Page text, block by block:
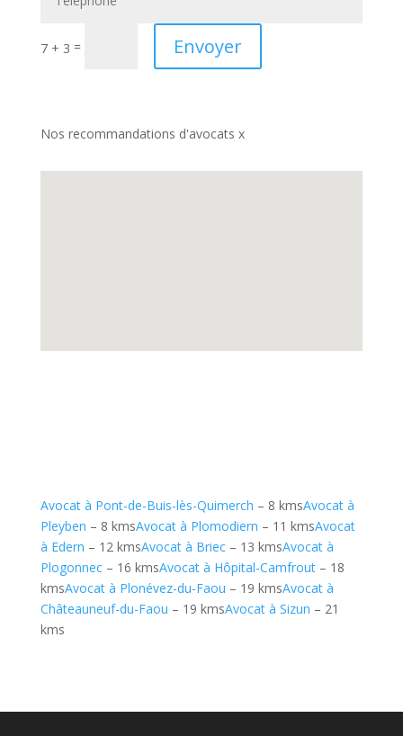
7 + 3 = Envoyer
Nos recommandations d'avocats x
Avocat à Pont-de-Buis-lès-Quimerch – 8 kmsAvocat à
Pleyben – 8 kmsAvocat à Plomodiern – 11 kmsAvocat
à Edern – 12 kmsAvocat à Briec– 13 kmsAvocat à
Plogonnec– 16 kmsAvocat à Hôpital-Camfrout– 18
kmsAvocat à Plonévez-du-Faou – 19 kmsAvocat à
Châteauneuf-du-Faou – 19 kmsAvocat à Sizun – 21
kms